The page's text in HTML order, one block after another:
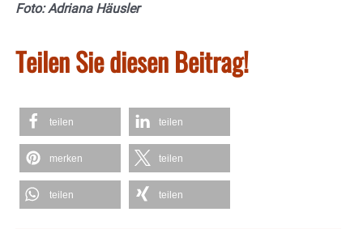
Foto: Adriana Häusler
Teilen Sie diesen Beitrag!
teilen teilen
merken teilen
teilen teilen